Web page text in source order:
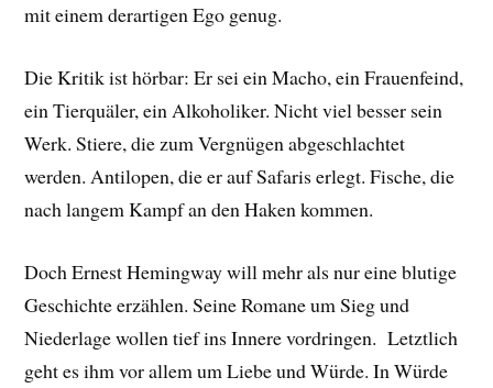
mit einem derartigen Ego genug.
Die Kritik ist hörbar: Er sei ein Macho, ein Frauenfeind,
ein Tierquäler, ein Alkoholiker. Nicht viel besser sein
Werk. Stiere, die zum Vergnügen abgeschlachtet
werden. Antilopen, die er auf Safaris erlegt. Fische, die
nach langem Kampf an den Haken kommen.
Doch Ernest Hemingway will mehr als nur eine blutige
Geschichte erzählen. Seine Romane um Sieg und
Niederlage wollen tief ins Innere vordringen. Letztlich
geht es ihm vor allem um Liebe und Würde. In Würde